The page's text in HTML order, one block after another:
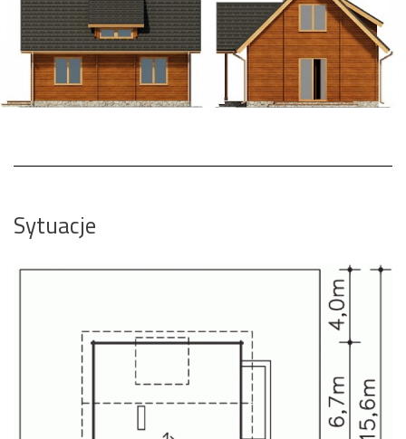
Sytuacje